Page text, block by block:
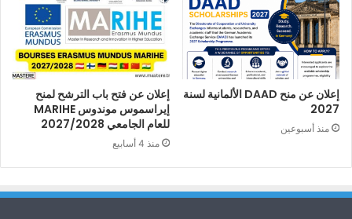
إعلان عن منح DAAD الألمانية لسنة
2027
منذ أسبوعين
إعلان عن فتح باب الترشح لمنح
إيراسموس موندوس MARIHE
للعام الجامعي 2027/2028
منذ 4 أسابيع